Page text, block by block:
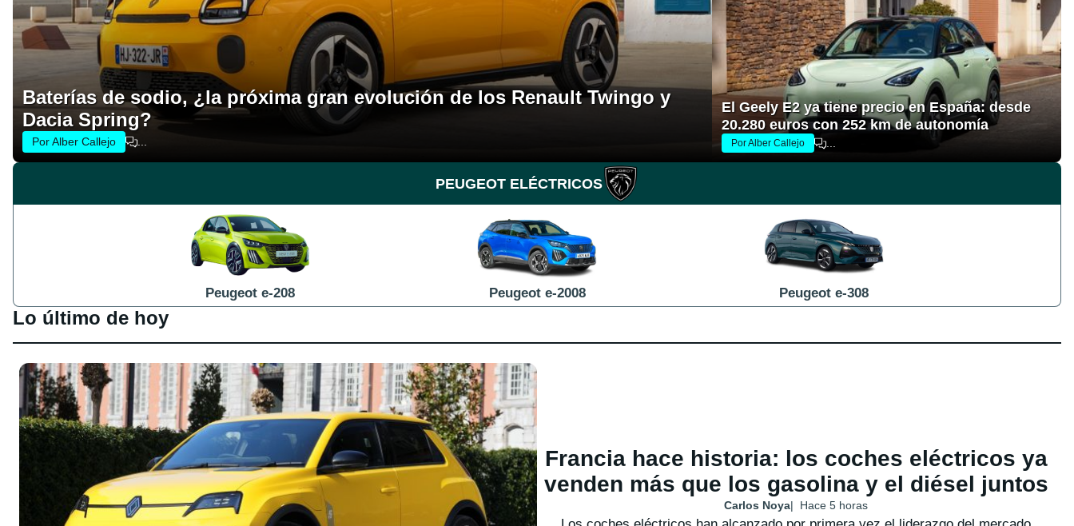
Baterías de sodio, ¿la próxima gran evolución de los Renault Twingo y
Dacia Spring?
Por Alber Callejo
El Geely E2 ya tiene precio en España: desde
20.280 euros con 252 km de autonomía
Por Alber Callejo ...
PEUGEOT ELÉCTRICOS
Peugeot e-208 Peugeot e-2008 Peugeot e-308
Lo último de hoy
Francia hace historia: los coches eléctricos ya
venden más que los gasolina y el diésel juntos
Carlos Noya Hace 5 horas